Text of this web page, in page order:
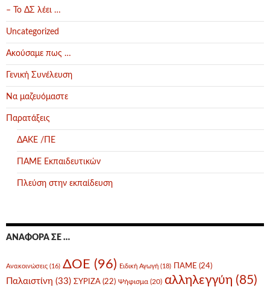
– Το ΔΣ λέει …
Uncategorized
Ακούσαμε πως …
Γενική Συνέλευση
Να μαζευόμαστε
Παρατάξεις
ΔΑΚΕ /ΠΕ
ΠΑΜΕ Εκπαιδευτικών
Πλεύση στην εκπαίδευση
ΑΝΑΦΟΡΆ ΣΕ …
Ανακοινώσεις (16) ΔΟΕ (96) Ειδική Αγωγή (18) ΠΑΜΕ (24)
Παλαιστίνη (33) ΣΥΡΙΖΑ (22) Ψήφισμα (20) αλληλεγγύη (85)